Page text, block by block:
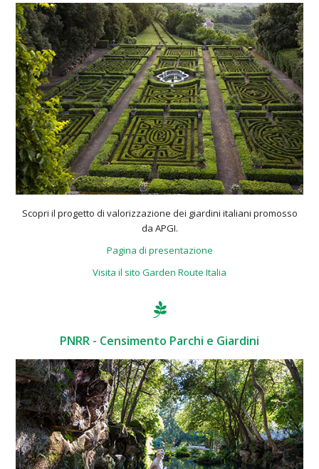
Scopri il progetto di valorizzazione dei giardini italiani promosso
da APGI.
Pagina di presentazione
Visita il sito Garden Route Italia
PNRR - Censimento Parchi e Giardini